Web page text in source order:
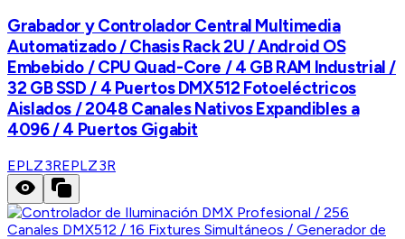
Grabador y Controlador Central Multimedia
Automatizado / Chasis Rack 2U / Android OS
Embebido / CPU Quad-Core / 4 GB RAM Industrial /
32 GB SSD / 4 Puertos DMX512 Fotoeléctricos
Aislados / 2048 Canales Nativos Expandibles a
4096 / 4 Puertos Gigabit
EPLZ3REPLZ3R